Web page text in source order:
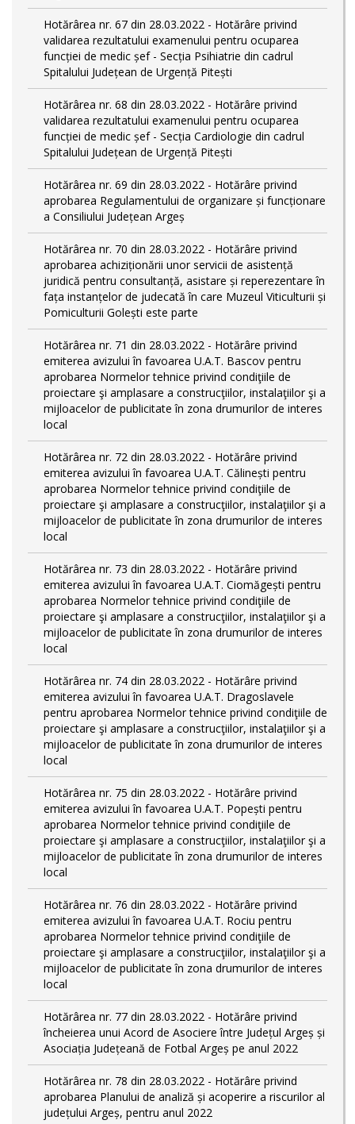
Hotărârea nr. 67 din 28.03.2022 - Hotărâre privind
validarea rezultatului examenului pentru ocuparea
funcției de medic șef - Secția Psihiatrie din cadrul
Spitalului Județean de Urgență Pitești
Hotărârea nr. 68 din 28.03.2022 - Hotărâre privind
validarea rezultatului examenului pentru ocuparea
funcției de medic șef - Secția Cardiologie din cadrul
Spitalului Județean de Urgență Pitești
Hotărârea nr. 69 din 28.03.2022 - Hotărâre privind
aprobarea Regulamentului de organizare și funcționare
a Consiliului Județean Argeș
Hotărârea nr. 70 din 28.03.2022 - Hotărâre privind
aprobarea achiziționării unor servicii de asistență
juridică pentru consultanță, asistare și reperezentare în
fața instanțelor de judecată în care Muzeul Viticulturii și
Pomiculturii Golești este parte
Hotărârea nr. 71 din 28.03.2022 - Hotărâre privind
emiterea avizului în favoarea U.A.T. Bascov pentru
aprobarea Normelor tehnice privind condiţiile de
proiectare şi amplasare a construcţiilor, instalaţiilor şi a
mijloacelor de publicitate în zona drumurilor de interes
local
Hotărârea nr. 72 din 28.03.2022 - Hotărâre privind
emiterea avizului în favoarea U.A.T. Călinești pentru
aprobarea Normelor tehnice privind condiţiile de
proiectare şi amplasare a construcţiilor, instalaţiilor şi a
mijloacelor de publicitate în zona drumurilor de interes
local
Hotărârea nr. 73 din 28.03.2022 - Hotărâre privind
emiterea avizului în favoarea U.A.T. Ciomăgești pentru
aprobarea Normelor tehnice privind condiţiile de
proiectare şi amplasare a construcţiilor, instalaţiilor şi a
mijloacelor de publicitate în zona drumurilor de interes
local
Hotărârea nr. 74 din 28.03.2022 - Hotărâre privind
emiterea avizului în favoarea U.A.T. Dragoslavele
pentru aprobarea Normelor tehnice privind condiţiile de
proiectare şi amplasare a construcţiilor, instalaţiilor şi a
mijloacelor de publicitate în zona drumurilor de interes
local
Hotărârea nr. 75 din 28.03.2022 - Hotărâre privind
emiterea avizului în favoarea U.A.T. Popești pentru
aprobarea Normelor tehnice privind condiţiile de
proiectare şi amplasare a construcţiilor, instalaţiilor şi a
mijloacelor de publicitate în zona drumurilor de interes
local
Hotărârea nr. 76 din 28.03.2022 - Hotărâre privind
emiterea avizului în favoarea U.A.T. Rociu pentru
aprobarea Normelor tehnice privind condiţiile de
proiectare şi amplasare a construcţiilor, instalaţiilor şi a
mijloacelor de publicitate în zona drumurilor de interes
local
Hotărârea nr. 77 din 28.03.2022 - Hotărâre privind
încheierea unui Acord de Asociere între Județul Argeș și
Asociația Județeană de Fotbal Argeș pe anul 2022
Hotărârea nr. 78 din 28.03.2022 - Hotărâre privind
aprobarea Planului de analiză și acoperire a riscurilor al
județului Argeș, pentru anul 2022